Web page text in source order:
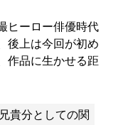
ヒーロー俳優時代
後上は今回が初め
作品に生かせる距
貴分としての関